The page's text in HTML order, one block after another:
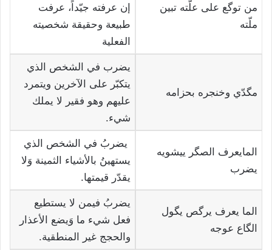
من توگع على علّته تبين
ملّته
إن عرفته جيّداً، عرفت
طبيعة وحقيقة شخصيته
الفعلية
مگدّي وخنجره بحزامه
يضرب في الشخص الذي
يتكبّر على الآخرين ويتمرد
عليهم وهو فقير لا يملك
شيء.
المايعرف الصگر ييشويه
يضرب
يضربُ في الشخص الذي
يستهينُ بالأشياء الثمينة وَلا
يقدّر قيمتها.
الما يعرف يرگص يگول
الگاع عوجه
يضربُ فيمن لا يستطيع
فعل شيء ما وَيضع الأعذار
والحجج غير المنطقية.